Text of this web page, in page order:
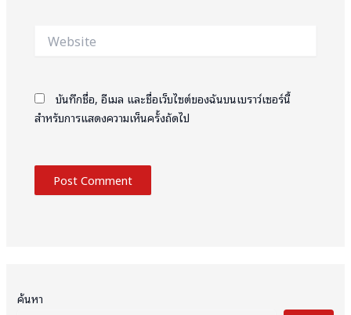
บันทึกชื่อ, อีเมล และชื่อเว็บไซต์ของฉันบนเบราว์เซอร์นี้
สำหรับการแสดงความเห็นครั้งถัดไป
ค้นหา